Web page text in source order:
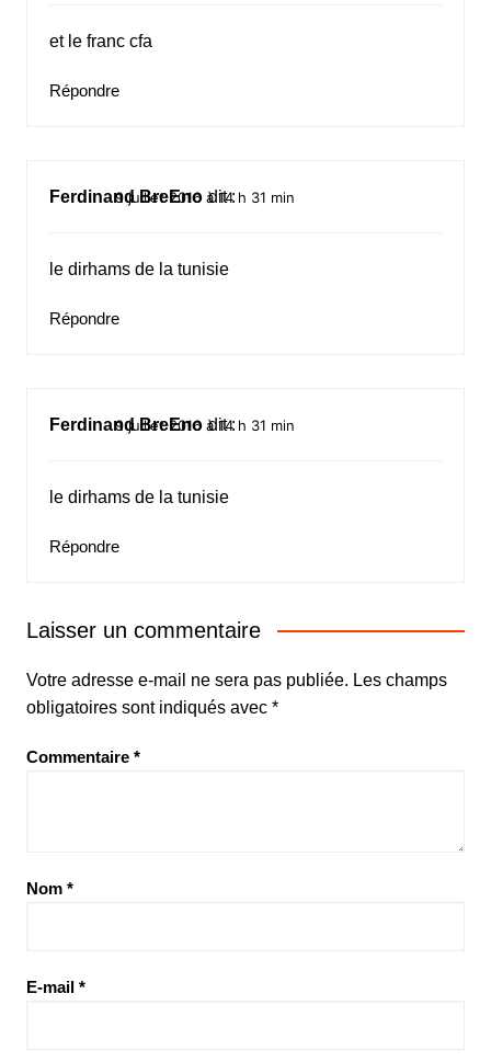
et le franc cfa
Répondre
Ferdinand BreEno dit :
9 juillet 2016 à 14 h 31 min
le dirhams de la tunisie
Répondre
Ferdinand BreEno dit :
9 juillet 2016 à 14 h 31 min
le dirhams de la tunisie
Répondre
Laisser un commentaire
Votre adresse e-mail ne sera pas publiée. Les champs
obligatoires sont indiqués avec *
Commentaire *
Nom *
E-mail *